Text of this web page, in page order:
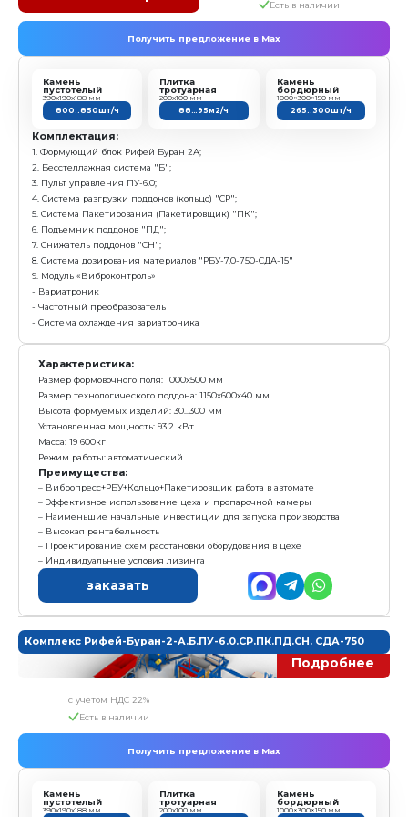
Получить предложение в
пустотелый
390х190х188 мм
800..850шт/ч
тротуарная
200х100 мм
88…95м2/ч
Комплектация:
1. Формующий блок Рифей Буран 2-А
2. Модуль бесстеллажного формования "Б.Пд"
3. Система дозирования материалов "РБУ-7,0-750-
- Дозирующий комплекс ДЗ-15 (2 бункера по 7,5
- Конвейер ленточный КЛ-650-7,4 (L=7,4м)
- Конвейер ленточный КЛ-500-5,0 (L=5м)
- Бетоносмеситель СГ-750 (V=750л)
- Весовой блок дозаторов БДА-750-Вес (дозатор
- Конвейер винтовой (шнек) КВ-6 (L=6 м)
- Пневмооборудование
4. Модуль «Виброконтроль»
- Вариатроник
- Частотный преобразователь
- Система охлаждения вариатроника
Характеристика:
Размер формовочного поля: 1000х500 мм
Размер технологического поддона: 1150х600х40 мм
Высота формуемых изделий: 30...300 мм
Установленная мощность: 77,45 кВт
Масса: 14 400кг
Преимущества:
Полноценный Растворабетонный Узел в
Автоматический вибропресс + автоматический
Высокая рентабельность